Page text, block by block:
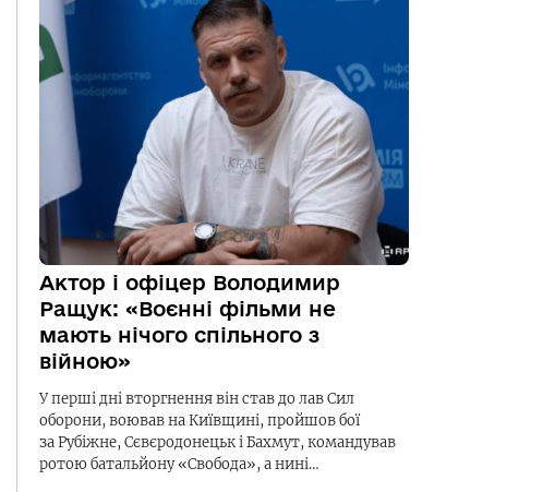
Актор і офіцер Володимир
Ращук: «Воєнні фільми не
мають нічого спільного з
війною»
У перші дні вторгнення він став до лав Сил
оборони, воював на Київщині, пройшов бої
за Рубіжне, Сєвєродонецьк і Бахмут, командував
ротою батальйону «Свобода», а нині…